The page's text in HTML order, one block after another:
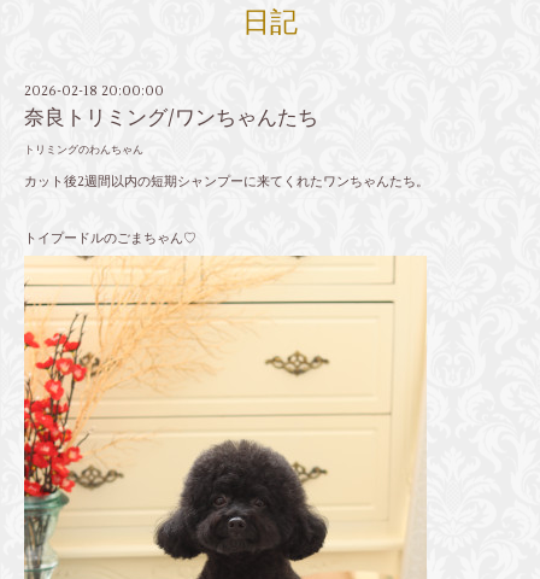
日記
2026-02-18 20:00:00
奈良トリミング/ワンちゃんたち
トリミングのわんちゃん
カット後2週間以内の短期シャンプーに来てくれたワンちゃんたち。
トイプードルのごまちゃん♡